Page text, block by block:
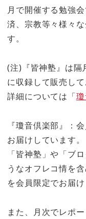
月で開催する勉強
済、宗教等々様々
す。
(注)『皆神塾』は隔
に収録して販売して
詳細については「
『瓊音倶楽部』：
お届けしています。
「皆神塾」や「ブ
うなオフレコ情を
を会員限定でお届け
また、月次でレポ